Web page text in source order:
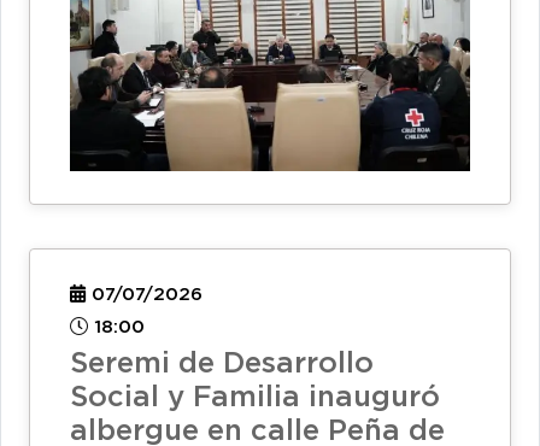
07/07/2026
18:00
Seremi de Desarrollo
Social y Familia inauguró
albergue en calle Peña de